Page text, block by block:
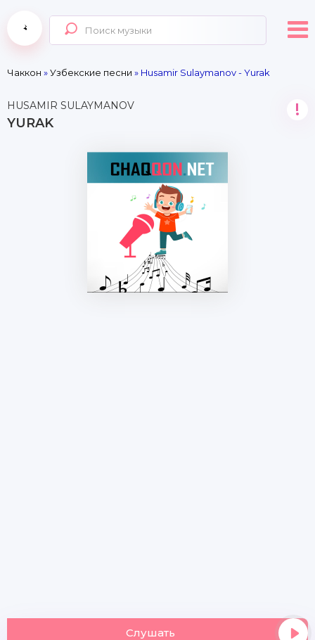
Чаккон »Узбекские песни » Husamir Sulaymanov - Yurak
HUSAMIR SULAYMANOV
YURAK
!
Слушать